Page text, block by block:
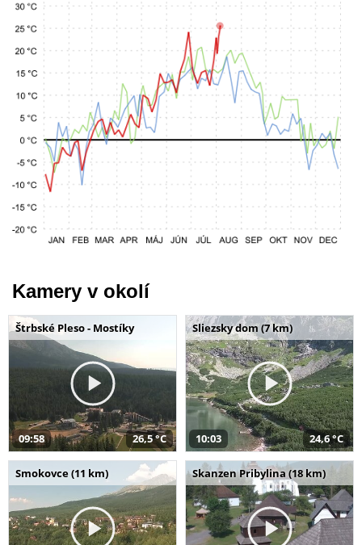
Kamery v okolí
Štrbské Pleso - Mostíky
09:58 26,5 °C
Sliezsky dom (7 km)
10:03 24,6 °C
Smokovce (11 km) Skanzen Pribylina (18 km)